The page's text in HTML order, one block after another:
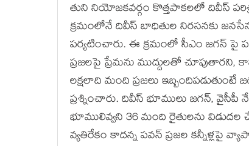
తుని నియోజకవర్గం కొత్తపాకలలో దివీస్‌
క్రమంలోనే దివీస్ బాధితుల నిరసనకు
పర్యటించారు. ఈ క్రమంలో సీఎం జగన్ పై
ప్రజలపై ప్రేమను ముద్దులతో
లక్షలాది మంది ప్రజలు
ప్రశ్నించారు. దివీస్ భూములు జగన్,
భూములివ్వని 36 మంది రైతులను
వ్యతిరేకం కాదన్న పవన్ ప్రజల కన్నీళ్లపై